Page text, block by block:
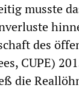
musste
des
CUPE)
die